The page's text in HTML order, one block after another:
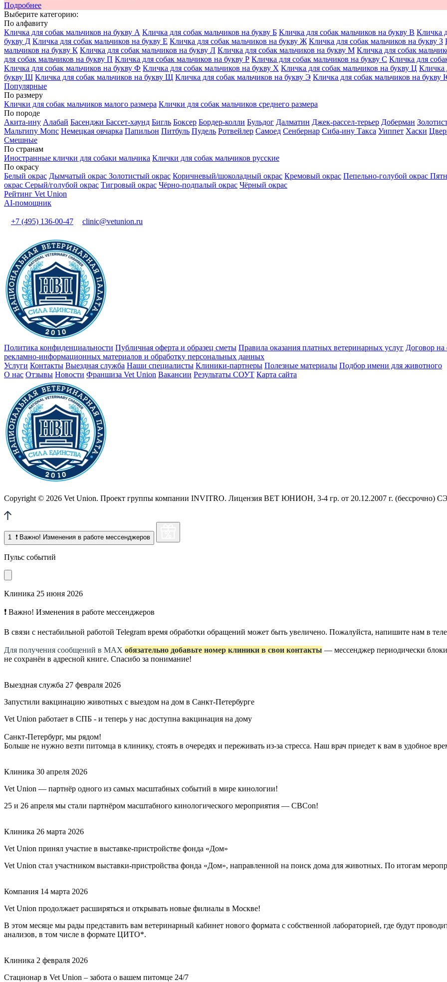
Подробнее
Выберите категорию:
По алфавиту
Кличка для собак мальчиков на букву А Кличка для собак мальчиков на букву Б Кличка для собак мальчиков на букву В Кличка
букву Д Кличка для собак мальчиков на букву Е Кличка для собак мальчиков на букву Ж Кличка для собак мальчиков на букву З
мальчиков на букву К Кличка для собак мальчиков на букву Л Кличка для собак мальчиков на букву М Кличка для собак
для собак мальчиков на букву П Кличка для собак мальчиков на букву Р Кличка для собак мальчиков на букву С Кличка для
Кличка для собак мальчиков на букву Ф Кличка для собак мальчиков на букву Х Кличка для собак мальчиков на букву Ц Кличка
букву Ш Кличка для собак мальчиков на букву Щ Кличка для собак мальчиков на букву Э Кличка для собак мальчиков на букву
Популярные
По размеру
Клички для собак мальчиков малого размера Клички для собак мальчиков среднего размера
По породе
Акита-ину Алабай Басенджи Бассет-хаунд Бигль Боксер Бордер-колли Бульдог Далматин Джек-рассел-терьер Доберман
Мальтипу Мопс Немецкая овчарка Папильон Питбуль Пудель Ротвейлер Самоед Сенбернар Сиба-ину Такса Уиппет Хаски
Смешные
По странам
Иностранные клички для собаки мальчика Клички для собак мальчиков русские
По окрасу
Белый окрас Дымчатый окрас Золотистый окрас Коричневый/шоколадный окрас Кремовый окрас Пепельно-голубой окрас
окрас Серый/голубой окрас Тигровый окрас Чёрно-подпалый окрас Чёрный окрас
Рейтинг Vet Union
AI-помощник
+7 (495) 136-00-47 clinic@vetunion.ru
Политика конфиденциальности Публичная оферта и образец сметы Правила оказания платных ветеринарных услуг Договор на
рекламно-информационных материалов и обработку персональных данных
Услуги Контакты Выездная служба Наши специалисты Клиники-партнеры Полезные материалы Подбор имени для животного
О нас Отзывы Новости Франшиза Vet Union Вакансии Результаты СОУТ Карта сайта
Copyright © 2026 Vet Union. Проект группы компании INVITRO. Лицензия ВЕТ ЮНИОН, 3-4 гр. от 20.12.2007 г. (бессрочно)
1 ❗ Важно! Изменения в работе мессенджеров
Пульс событий
Клиника 25 июня 2026
❗ Важно! Изменения в работе мессенджеров
В связи с нестабильной работой Telegram время обработки обращений может быть увеличено. Пожалуйста, напишите нам в
Для получения сообщений в МАХ обязательно добавьте номер клиники в свои контакты — мессенджер периодически
не сохранён в адресной книге. Спасибо за понимание!
Выездная служба 27 февраля 2026
Запустили вакцинацию животных с выездом на дом в Санкт-Петербурге
Vet Union работает в СПБ - и теперь у нас доступна вакцинация на дому
Санкт-Петербург, мы рядом!
Больше не нужно везти питомца в клинику, стоять в очередях и переживать из-за стресса. Наш врач приедет к вам в удобное
Клиника 30 апреля 2026
Vet Union — партнёр одного из самых масштабных событий в мире кинологии!
25 и 26 апреля мы стали партнёром масштабного кинологического мероприятия — CBCon!
Клиника 26 марта 2026
Vet Union принял участие в выставке-пристройстве фонда «Дом»
Vet Union стал участником выставки-пристройства фонда «Дом», направленной на поиск дома для животных. По итогам
Компания 14 марта 2026
Vet Union продолжает расширяться и открывать новые филиалы в Москве!
В этом месяце мы рады представить вам ветеринарный кабинет нового формата с собственной лабораторией, где будут
анализов, в том числе в формате ЦИТО*.
Клиника 2 февраля 2026
Стационар в Vet Union – забота о вашем питомце 24/7